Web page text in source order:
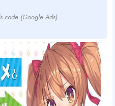
code (Google Ads)